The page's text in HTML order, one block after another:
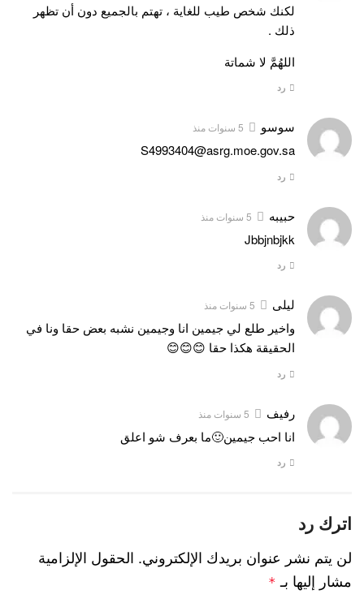
لكنك شخص طيب للغاية ، تهتم بالجميع دون أن تظهر
ذلك .
اللهُمَّ لا شماتة
رد
سوسو 5 سنوات منذ
S4993404@asrg.moe.gov.sa
رد
حبيبه 5 سنوات منذ
Jbbjnbjkk
رد
ليلى 5 سنوات منذ
واخير طلع لي جيمين انا وجيمين نشبه بعض حقا ونا في
الحقيقة هكذا حقا 😊😊😊
رد
رفيف 5 سنوات منذ
انا احب جيمين🙂ما بعرف شو اعلق
رد
اترك رد
لن يتم نشر عنوان بريدك الإلكتروني. الحقول الإلزامية
مشار إليها بـ *